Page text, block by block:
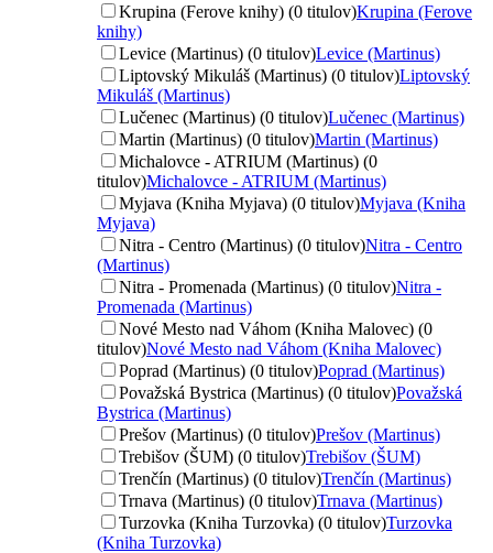
Krupina (Ferove knihy) (0 titulov)Krupina (Ferove
knihy)
Levice (Martinus) (0 titulov)Levice (Martinus)
Liptovský Mikuláš (Martinus) (0 titulov)Liptovský
Mikuláš (Martinus)
Lučenec (Martinus) (0 titulov)Lučenec (Martinus)
Martin (Martinus) (0 titulov)Martin (Martinus)
Michalovce - ATRIUM (Martinus) (0
titulov)Michalovce - ATRIUM (Martinus)
Myjava (Kniha Myjava) (0 titulov)Myjava (Kniha
Myjava)
Nitra - Centro (Martinus) (0 titulov)Nitra - Centro
(Martinus)
Nitra - Promenada (Martinus) (0 titulov)Nitra -
Promenada (Martinus)
Nové Mesto nad Váhom (Kniha Malovec) (0
titulov)Nové Mesto nad Váhom (Kniha Malovec)
Poprad (Martinus) (0 titulov)Poprad (Martinus)
Považská Bystrica (Martinus) (0 titulov)Považská
Bystrica (Martinus)
Prešov (Martinus) (0 titulov)Prešov (Martinus)
Trebišov (ŠUM) (0 titulov)Trebišov (ŠUM)
Trenčín (Martinus) (0 titulov)Trenčín (Martinus)
Trnava (Martinus) (0 titulov)Trnava (Martinus)
Turzovka (Kniha Turzovka) (0 titulov)Turzovka
(Kniha Turzovka)